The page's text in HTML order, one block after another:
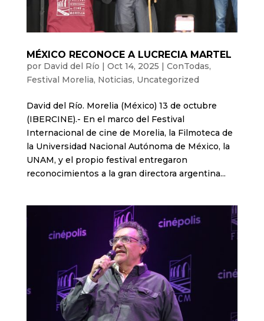
MÉXICO RECONOCE A LUCRECIA MARTEL
por David del Río | Oct 14, 2025 | ConTodas,
Festival Morelia, Noticias, Uncategorized
David del Río. Morelia (México) 13 de octubre
(IBERCINE).- En el marco del Festival
Internacional de cine de Morelia, la Filmoteca de
la Universidad Nacional Autónoma de México, la
UNAM, y el propio festival entregaron
reconocimientos a la gran directora argentina...